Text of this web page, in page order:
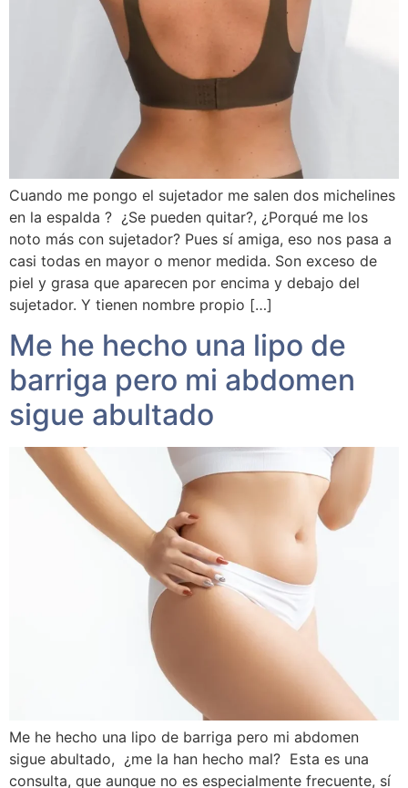
Cuando me pongo el sujetador me salen dos michelines
en la espalda ? ¿Se pueden quitar?, ¿Porqué me los
noto más con sujetador? Pues sí amiga, eso nos pasa a
casi todas en mayor o menor medida. Son exceso de
piel y grasa que aparecen por encima y debajo del
sujetador. Y tienen nombre propio […]
Me he hecho una lipo de
barriga pero mi abdomen
sigue abultado
Me he hecho una lipo de barriga pero mi abdomen
sigue abultado, ¿me la han hecho mal? Esta es una
consulta, que aunque no es especialmente frecuente, sí